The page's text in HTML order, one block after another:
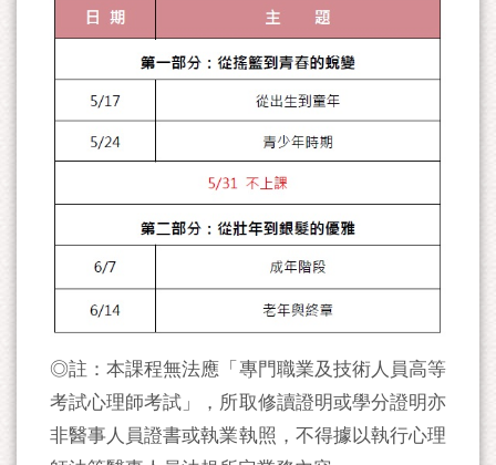
◎註：本課程無法應「專門職業及技術人員高等
考試心理師考試」，所取修讀證明或學分證明亦
非醫事人員證書或執業執照，不得據以執行心理